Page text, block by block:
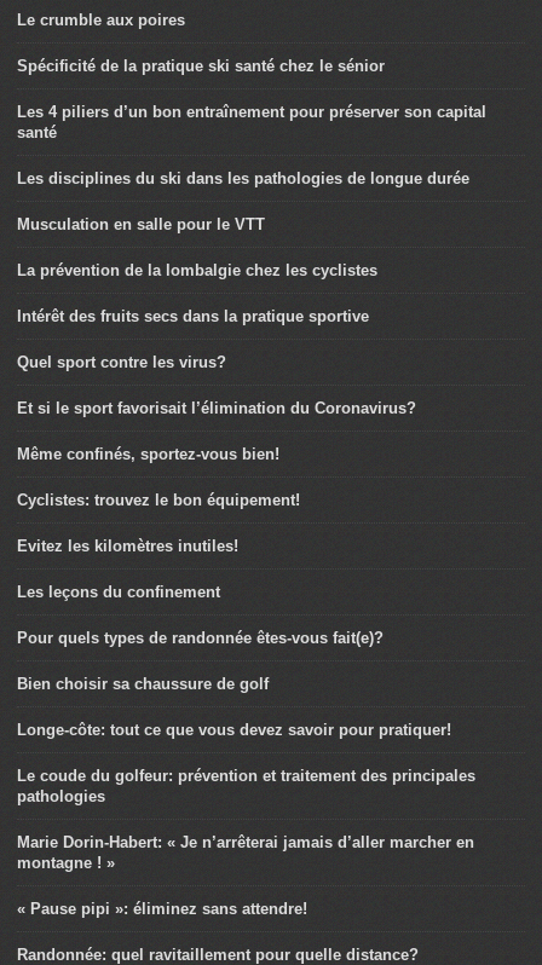
Le crumble aux poires
Spécificité de la pratique ski santé chez le sénior
Les 4 piliers d’un bon entraînement pour préserver son capital
santé
Les disciplines du ski dans les pathologies de longue durée
Musculation en salle pour le VTT
La prévention de la lombalgie chez les cyclistes
Intérêt des fruits secs dans la pratique sportive
Quel sport contre les virus?
Et si le sport favorisait l’élimination du Coronavirus?
Même confinés, sportez-vous bien!
Cyclistes: trouvez le bon équipement!
Evitez les kilomètres inutiles!
Les leçons du confinement
Pour quels types de randonnée êtes-vous fait(e)?
Bien choisir sa chaussure de golf
Longe-côte: tout ce que vous devez savoir pour pratiquer!
Le coude du golfeur: prévention et traitement des principales
pathologies
Marie Dorin-Habert: « Je n’arrêterai jamais d’aller marcher en
montagne ! »
« Pause pipi »: éliminez sans attendre!
Randonnée: quel ravitaillement pour quelle distance?